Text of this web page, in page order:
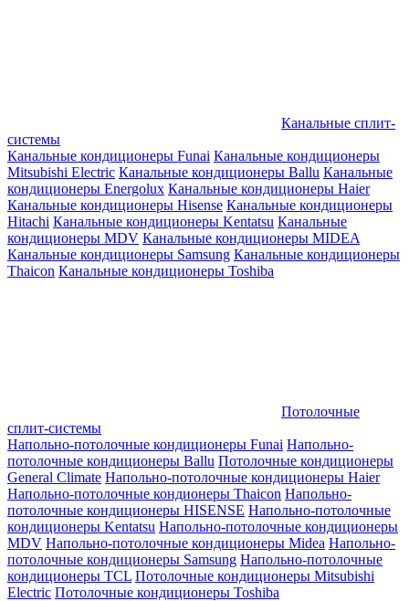
Канальные сплит-
системы
Канальные кондиционеры Funai Канальные кондиционеры
Mitsubishi Electric Канальные кондиционеры Ballu Канальные
кондиционеры Energolux Канальные кондиционеры Haier
Канальные кондиционеры Hisense Канальные кондиционеры
Hitachi Канальные кондиционеры Kentatsu Канальные
кондиционеры MDV Канальные кондиционеры MIDEA
Канальные кондиционеры Samsung Канальные кондиционеры
Thaicon Канальные кондиционеры Toshiba
Потолочные
сплит-системы
Напольно-потолочные кондиционеры Funai Напольно-
потолочные кондиционеры Ballu Потолочные кондиционеры
General Climate Напольно-потолочные кондиционеры Haier
Напольно-потолочные кондионеры Thaicon Напольно-
потолочные кондиционеры HISENSE Напольно-потолочные
кондиционеры Kentatsu Напольно-потолочные кондиционеры
MDV Напольно-потолочные кондиционеры Midea Напольно-
потолочные кондиционеры Samsung Напольно-потолочные
кондиционеры TCL Потолочные кондиционеры Mitsubishi
Electric Потолочные кондиционеры Toshiba